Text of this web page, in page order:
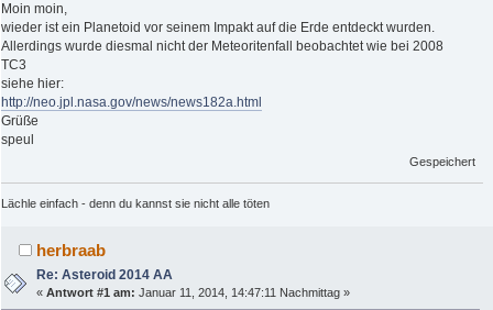
Moin moin,
wieder ist ein Planetoid vor seinem Impakt auf die Erde entdeckt wurden.
Allerdings wurde diesmal nicht der Meteoritenfall beobachtet wie bei 2008
TC3
siehe hier:
http://neo.jpl.nasa.gov/news/news182a.html
Grüße
speul
Gespeichert
Lächle einfach - denn du kannst sie nicht alle töten
herbraab
Re: Asteroid 2014 AA
«Antwort #1 am: Januar 11, 2014, 14:47:11 Nachmittag »